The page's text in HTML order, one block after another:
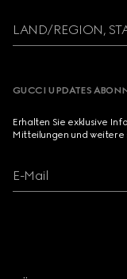
LAND/REGION,
GUCCI UPDATES
Erhalten Sie exklusive
Mitteilungen und weitere
E-Mail